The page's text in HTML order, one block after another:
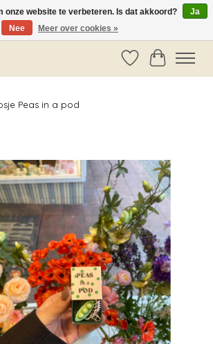
dag verzonden!
Verlanglijst
Peas in a pod
image slideshow Items
onze website te verbeteren. Is dat akkoord?
Ja
Nee
Meer over cookies »